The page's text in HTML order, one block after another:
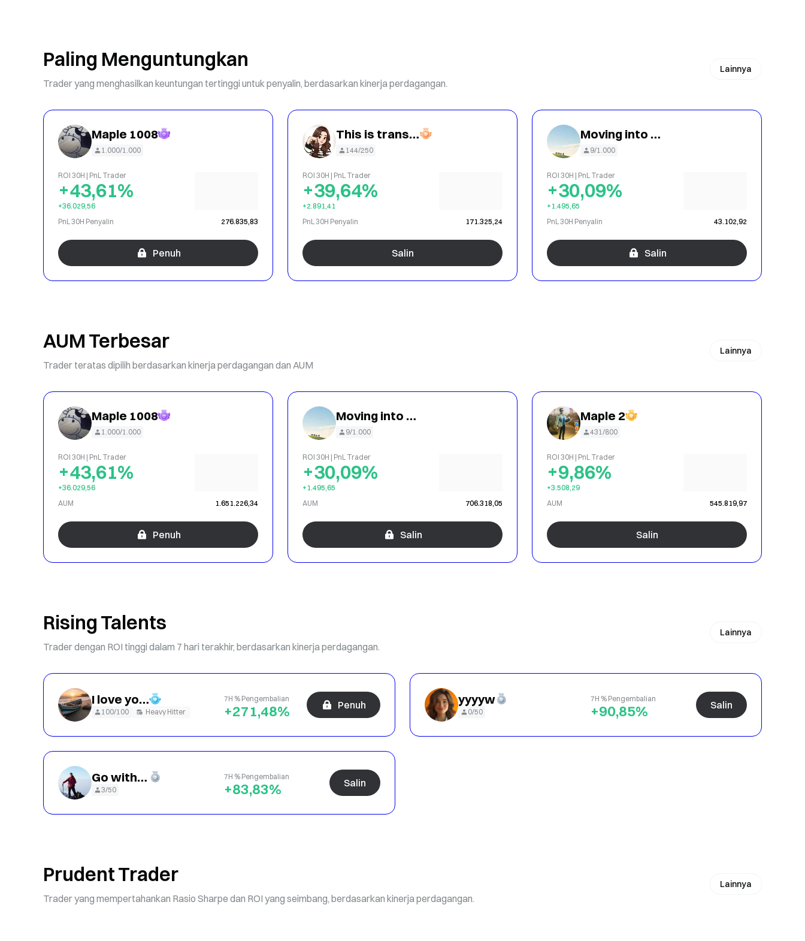
Paling Menguntungkan
Trader yang menghasilkan keuntungan tertinggi untuk penyalin, berdasarkan kinerja perdagangan.
Lainnya
Maple 1008
1.000/1.000
ROI 30H | PnL Trader
+43,61%
+36.029,56
PnL 30H Penyalin
276.835,83
Penuh
This is translate content : Very fierce and aggressive
144/250
ROI 30H | PnL Trader
+39,64%
+2.891,41
PnL 30H Penyalin
171.325,24
Salin
Moving into 2027
9/1.000
ROI 30H | PnL Trader
+30,09%
+1.495,65
PnL 30H Penyalin
43.102,92
Salin
AUM Terbesar
Trader teratas dipilih berdasarkan kinerja perdagangan dan AUM
Lainnya
Maple 1008
1.000/1.000
ROI 30H | PnL Trader
+43,61%
+36.029,56
AUM
1.651.226,34
Penuh
Moving into 2027
9/1.000
ROI 30H | PnL Trader
+30,09%
+1.495,65
AUM
706.318,05
Salin
Maple 2
431/800
ROI 30H | PnL Trader
+9,86%
+3.508,29
AUM
545.819,97
Salin
Rising Talents
Trader dengan ROI tinggi dalam 7 hari terakhir, berdasarkan kinerja perdagangan.
Lainnya
I love you every day 007
100/100 Heavy Hitter
7H % Pengembalian
+271,48% Penuh yyyyw
0/50
7H % Pengembalian
+90,85% Salin
Go with the trend pan
3/50
7H % Pengembalian
+83,83% Salin
Prudent Trader
Trader yang mempertahankan Rasio Sharpe dan ROI yang seimbang, berdasarkan kinerja perdagangan.
Lainnya